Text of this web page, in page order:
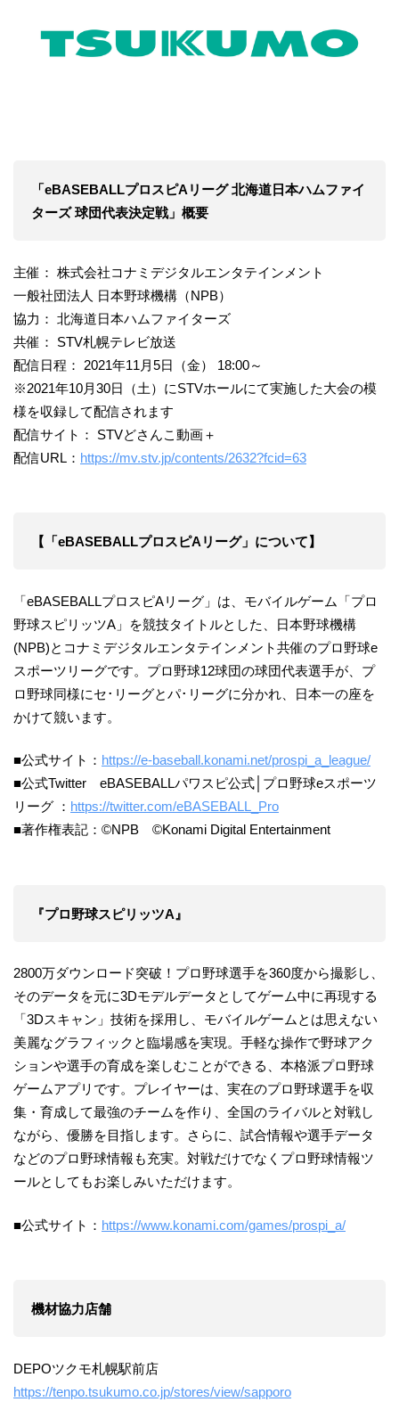
「eBASEBALLプロスピAリーグ 北海道日本ハムファイ
ターズ 球団代表決定戦」概要
主催： 株式会社コナミデジタルエンタテインメント
一般社団法人 日本野球機構（NPB）
協力： 北海道日本ハムファイターズ
共催： STV札幌テレビ放送
配信日程： 2021年11月5日（金） 18:00～
※2021年10月30日（土）にSTVホールにて実施した大会の模
様を収録して配信されます
配信サイト： STVどさんこ動画＋
配信URL： https://mv.stv.jp/contents/2632?fcid=63
【「eBASEBALLプロスピAリーグ」について】
「eBASEBALLプロスピAリーグ」は、モバイルゲーム「プロ
野球スピリッツA」を競技タイトルとした、日本野球機構
(NPB)とコナミデジタルエンタテインメント共催のプロ野球e
スポーツリーグです。プロ野球12球団の球団代表選手が、プ
ロ野球同様にセ･リーグとパ･リーグに分かれ、日本一の座を
かけて競います。
■公式サイト： https://e-baseball.konami.net/prospi_a_league/
■公式Twitter eBASEBALLパワスピ公式│プロ野球eスポーツ
リーグ ： https://twitter.com/eBASEBALL_Pro
■著作権表記：©NPB ©Konami Digital Entertainment
『プロ野球スピリッツA』
2800万ダウンロード突破！プロ野球選手を360度から撮影し、
そのデータを元に3Dモデルデータとしてゲーム中に再現する
「3Dスキャン」技術を採用し、モバイルゲームとは思えない
美麗なグラフィックと臨場感を実現。手軽な操作で野球アク
ションや選手の育成を楽しむことができる、本格派プロ野球
ゲームアプリです。プレイヤーは、実在のプロ野球選手を収
集・育成して最強のチームを作り、全国のライバルと対戦し
ながら、優勝を目指します。さらに、試合情報や選手データ
などのプロ野球情報も充実。対戦だけでなくプロ野球情報ツ
ールとしてもお楽しみいただけます。
■公式サイト： https://www.konami.com/games/prospi_a/
機材協力店舗
DEPOツクモ札幌駅前店
https://tenpo.tsukumo.co.jp/stores/view/sapporo